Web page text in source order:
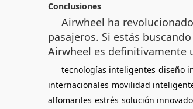
Conclusiones
Airwheel ha
pasajeros. Si estás
Airwheel es definitivamente
tecnologías inteligentes diseño
internacionales movilidad
alfomariles estrés solución